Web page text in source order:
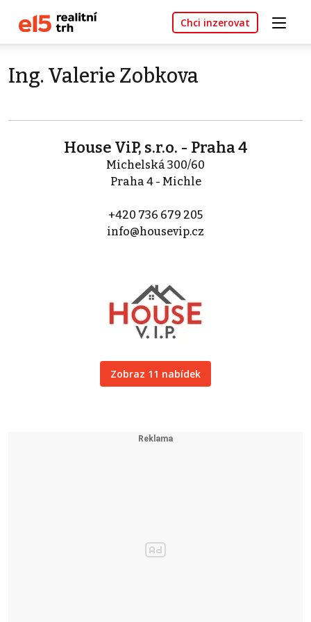
Chci inzerovat
Ing. Valerie Zobkova
House ViP, s.r.o. - Praha 4
Michelská 300/60
Praha 4 - Michle
+420 736 679 205
info@housevip.cz
Zobraz 11 nabídek